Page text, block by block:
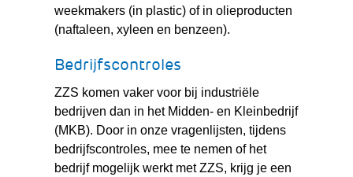
weekmakers (in plastic) of in olieproducten
(naftaleen, xyleen en benzeen).
Bedrijfscontroles
ZZS komen vaker voor bij industriële
bedrijven dan in het Midden- en Kleinbedrijf
(MKB). Door in onze vragenlijsten, tijdens
bedrijfscontroles, mee te nemen of het
bedrijf mogelijk werkt met ZZS, krijg je een